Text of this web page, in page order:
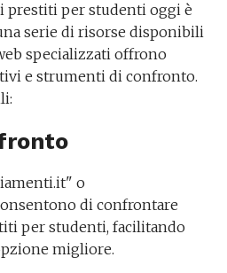
prestiti per studenti oggi è
serie di risorse disponibili
specializzati offrono
e strumenti di confronto.
o
di confrontare
per studenti, facilitando
migliore.